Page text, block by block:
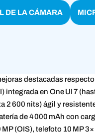
DE LA CÁMARA
destacadas
en One UI 7
2 600 nits) ágil y
de 4 000 mAh con
(OIS), telefoto 10 MP